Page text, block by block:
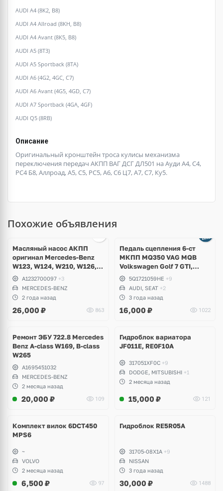
AUDI A4 (8K2, B8)
AUDI A4 Allroad (8KH, B8)
AUDI A4 Avant (8K5, B8)
AUDI A5 (8T3)
AUDI A5 Sportback (8TA)
AUDI A6 (4G2, 4GC, C7)
AUDI A6 Avant (4G5, 4GD, C7)
AUDI A7 Sportback (4GA, 4GF)
AUDI Q5 (8RB)
Описание
Оригинальный кронштейн троса кулисы механизма
переключения передач АКПП ВАГ ДСГ ДЛ501 на Ауди А4, С4,
РС4 Б8, Аллроад, А5, С5, РС5, А6, С6 Ц7, А7, С7, Ку5.
Похожие объявления
Масляный насос АКПП
оригинал Mercedes-Benz
W123, W124, W210, W126,
W140, W129, W202
A1232700097 +3
MERCEDES-BENZ
2 года назад
26,000 ₽ 863
Педаль сцепления 6-ст
МКПП MQ350 VAG MQB
Volkswagen Golf 7 GTI,
Alltrack, Passat B8, Skoda
Octavia A7 RS, Scout,
Superb, Seat Ateca, Leon,
Audi A3, TT
5Q1721059HE +9
AUDI, SEAT +2
3 года назад
16,000 ₽ 1022
Ремонт ЭБУ 722.8 Mercedes
Benz A-class W169, B-class
W265
A1695451032
MERCEDES-BENZ
2 месяца назад
20,000 ₽ 109
Гидроблок вариатора
JF011E, RE0F10A
317051XF0C +9
DODGE, MITSUBISHI +1
2 месяца назад
15,000 ₽ 121
Комплект вилок 6DCT450
MPS6
~
VOLVO
2 месяца назад
6,500 ₽ 97
Гидроблок RE5R05A
31705-08X1A +9
NISSAN
3 года назад
30,000 ₽ 1488